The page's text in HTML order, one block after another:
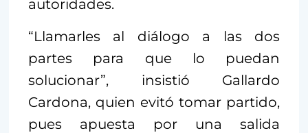
autoridades.
“Llamarles al diálogo a las dos
partes para que lo puedan
solucionar”, insistió Gallardo
Cardona, quien evitó tomar partido,
pues apuesta por una salida